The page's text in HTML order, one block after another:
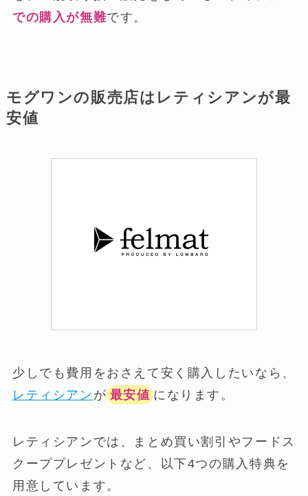
での購入が無難です。
モグワンの販売店はレティシアンが最
安値
少しでも費用をおさえて安く購入したいなら、
レティシアン が 最安値 になります。
レティシアンでは、まとめ買い割引やフードス
クーププレゼントなど、以下4つの購入特典を
用意しています。